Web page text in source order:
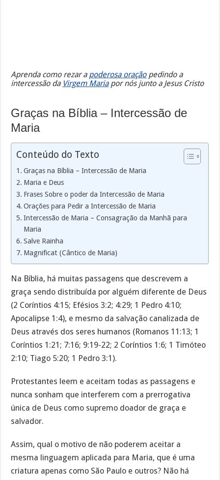
Aprenda como rezar a poderosa oraçãopedindo a
intercessão da Virgem Mariapor nós junto a Jesus Cristo
Graças na Bíblia – Intercessão de
Maria
Conteúdo do Texto
Graças na Bíblia – Intercessão de Maria
Maria e Deus
Frases Sobre o poder da Intercessão de Maria
Orações para Pedir a Intercessão de Maria
Intercessão de Maria – Consagração da Manhã para
Maria
Salve Rainha
Magnificat (Cântico de Maria)
Na Bíblia, há muitas passagens que descrevem a
graça sendo distribuída por alguém diferente de Deus
(2 Coríntios 4:15; Efésios 3:2; 4:29; 1 Pedro 4:10;
Apocalipse 1:4), e mesmo da salvação canalizada de
Deus através dos seres humanos (Romanos 11:13; 1
Coríntios 1:21; 7:16; 9:19-22; 2 Coríntios 1:6; 1 Timóteo
2:10; Tiago 5:20; 1 Pedro 3:1).
Protestantes leem e aceitam todas as passagens e
nunca sonham que interferem com a prerrogativa
única de Deus como supremo doador de graça e
salvador.
Assim, qual o motivo de não poderem aceitar a
mesma linguagem aplicada para Maria, que é uma
criatura apenas como São Paulo e outros? Não há